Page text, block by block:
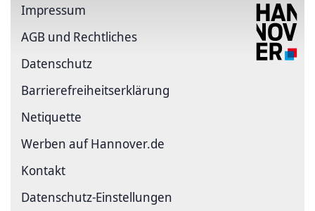
Impressum
AGB und Rechtliches
Datenschutz
Barriere­freiheits­erklärung
Netiquette
Werben auf Hannover.de
Kontakt
Datenschutz-Einstellungen